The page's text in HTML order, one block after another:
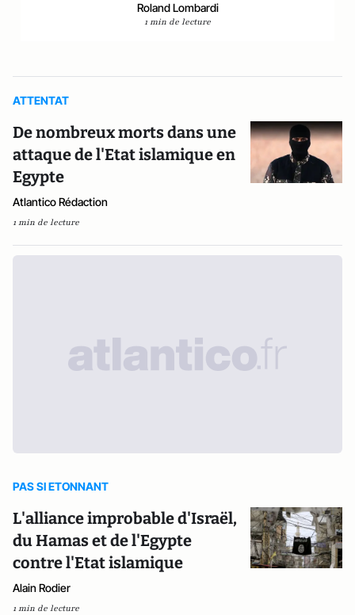
Roland Lombardi
1 min de lecture
ATTENTAT
De nombreux morts dans une
attaque de l'Etat islamique en
Egypte
Atlantico Rédaction
1 min de lecture
PAS SI ETONNANT
L'alliance improbable d'Israël,
du Hamas et de l'Egypte
contre l'Etat islamique
Alain Rodier
1 min de lecture